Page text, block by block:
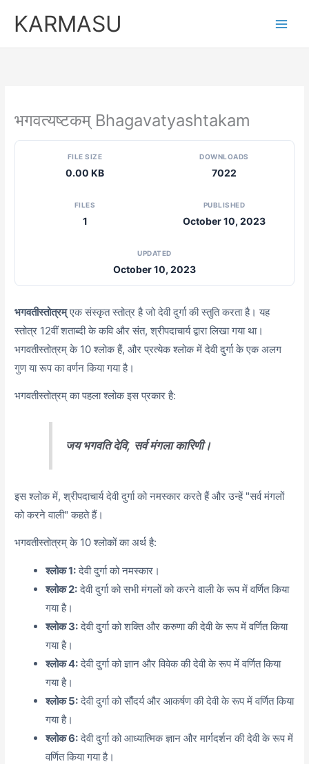
KARMASU
भगवत्यष्टकम् Bhagavatyashtakam
FILE SIZE
0.00 KB
DOWNLOADS
7022
FILES
1
PUBLISHED
October 10, 2023
UPDATED
October 10, 2023
भगवतीस्तोत्रम्एक संस्कृत स्तोत्र है जो देवी दुर्गा की स्तुति करता है। यह
स्तोत्र 12वीं शताब्दी के कवि और संत, श्रीपदाचार्य द्वारा लिखा गया था।
भगवतीस्तोत्रम् के 10 श्लोक हैं, और प्रत्येक श्लोक में देवी दुर्गा के एक अलग
गुण या रूप का वर्णन किया गया है।
भगवतीस्तोत्रम् का पहला श्लोक इस प्रकार है:
जय भगवति देवि, सर्व मंगला कारिणी।
इस श्लोक में, श्रीपदाचार्य देवी दुर्गा को नमस्कार करते हैं और उन्हें "सर्व मंगलों
को करने वाली" कहते हैं।
भगवतीस्तोत्रम् के 10 श्लोकों का अर्थ है:
श्लोक 1:देवी दुर्गा को नमस्कार।
श्लोक 2:देवी दुर्गा को सभी मंगलों को करने वाली के रूप में वर्णित किया
गया है।
श्लोक 3:देवी दुर्गा को शक्ति और करुणा की देवी के रूप में वर्णित किया
गया है।
श्लोक 4:देवी दुर्गा को ज्ञान और विवेक की देवी के रूप में वर्णित किया
गया है।
श्लोक 5:देवी दुर्गा को सौंदर्य और आकर्षण की देवी के रूप में वर्णित किया
गया है।
श्लोक 6:देवी दुर्गा को आध्यात्मिक ज्ञान और मार्गदर्शन की देवी के रूप में
वर्णित किया गया है।